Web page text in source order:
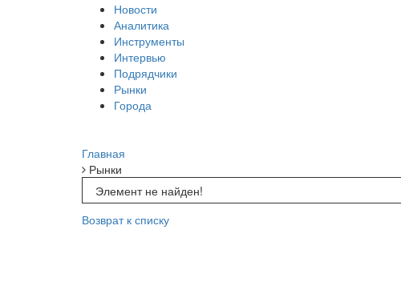
Новости
Аналитика
Инструменты
Интервью
Подрядчики
Рынки
Города
Главная
Рынки
Элемент не найден!
Возврат к списку